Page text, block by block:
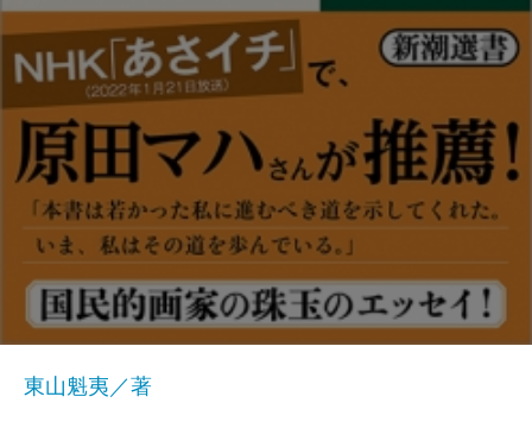
東山魁夷／著